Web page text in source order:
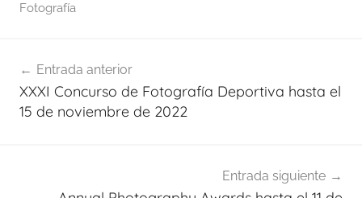
Fotografía
de
entradas
Entrada anterior
XXXI Concurso de Fotografía Deportiva hasta el
15 de noviembre de 2022
Entrada siguiente